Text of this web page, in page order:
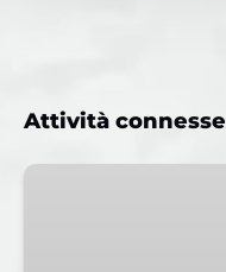
Attività connesse
Biglietti